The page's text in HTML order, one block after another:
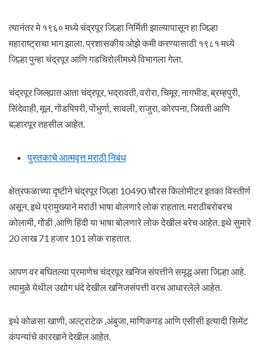
त्यानंतर मे १९६० मध्ये चंद्रपूर जिल्हा निर्मिती झाल्यापासून हा जिल्हा
महाराष्ट्राचा भाग झाला. प्रशासकीय ओझे कमी करण्यासाठी १९८१ मध्ये
जिल्हा पुन्हा चंद्रपूर आणि गडचिरोलीमध्ये विभागला गेला.
चंद्रपूर जिल्ह्यात आता चंद्रपूर, भद्रावती, वरोरा, चिमूर, नागभीड, ब्रम्हपुरी,
सिंदेवाही, मूल, गोंडपिपरी, पोंभुर्णा, सावली, राजुरा, कोरपना, जिवती आणि
बल्हारपूर तहसील आहेत.
पुस्तकाचे आत्मवृत्त मराठी निबंध
क्षेत्रफळाच्या दृष्टीने चंद्रपूर जिल्हा 10490 चौरस किलोमीटर इतका विस्तीर्ण
असून, इथे प्रामुख्याने मराठी भाषा बोलणारे लोक राहतात. मराठीबरोबरच
कोलामी, गोंडी ,आणि हिंदी या भाषा बोलणारे लोक देखील बरेच आहेत. इथे सुमारे
20 लाख 71 हजार 101 लोक राहतात.
आपण वर बघितल्या प्रमाणेच चंद्रपूर खनिज संपत्तीने समृद्ध असा जिल्हा आहे.
त्यामुळे येथील उद्योग धंदे देखील खनिजसंपत्ती वरच आधारलेले आहेत.
इथे कोळसा खाणी, अल्ट्राटेक ,अंबुजा, माणिकगड आणि एसीसी इत्यादी सिमेंट
कंपन्यांचे कारखाने देखील आहेत.